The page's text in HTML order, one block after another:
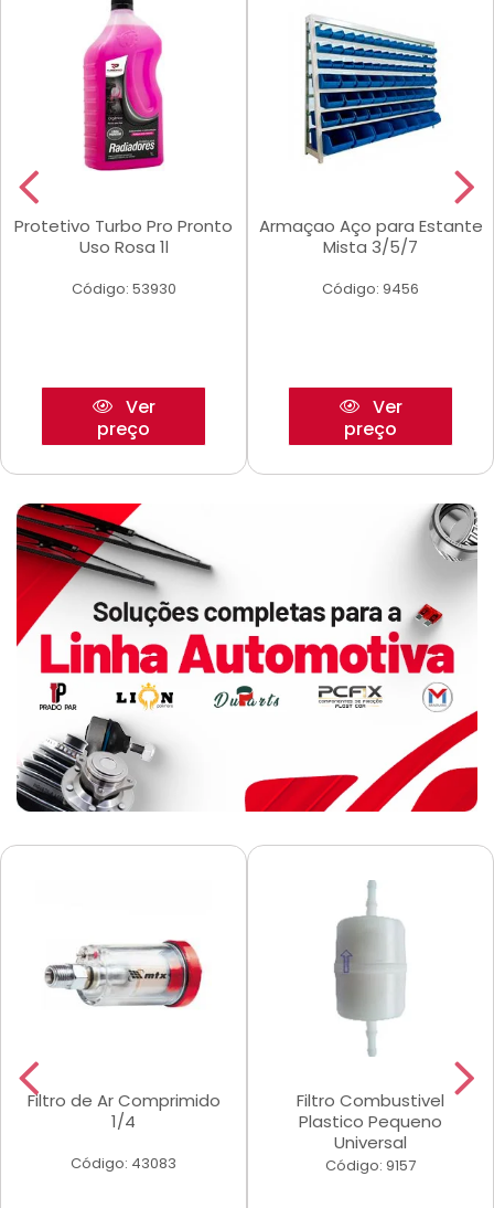
Protetivo Turbo Pro Pronto
Uso Rosa 1l
Código: 53930
Ver
preço
Armaçao Aço para Estante
Mista 3/5/7
Código: 9456
Ver
preço
Filtro de Ar Comprimido
1/4
Código: 43083
Filtro Combustivel
Plastico Pequeno
Universal
Código: 9157